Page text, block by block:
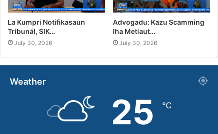
La Kumpri Notifikasaun
Tribunál, SIK…
July 30, 2026
Advogadu: Kazu Scamming
Iha Metiaut…
July 30, 2026
Weather
25 ℃